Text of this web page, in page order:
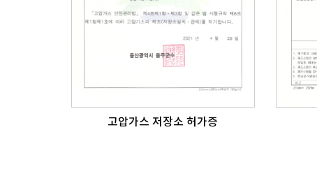
고압가스 저장소 허가증